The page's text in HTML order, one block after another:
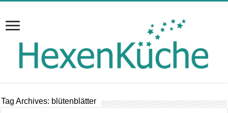
Tag Archives: blütenblätter